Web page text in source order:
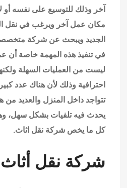
آخر وذلك للتوسيع على نفسه أو
مكان عمل آخر ويرغب في نقل
الجديد ويبحث عن شركة
في تنفيذ هذه المهمة خاصة أن
ليست من العمليات السهلة
احترافية وذلك لأن هناك عدد
تتواجد داخل المنزل والعديد
يحدث فيه تلفيات بشكل سهل،
كل ما يخص شركة نقل اثاث.
شركة نقل أثاث